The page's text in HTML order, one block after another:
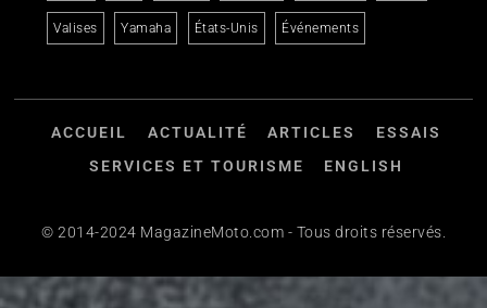
Valises Yamaha États-Unis Événements
ACCUEIL ACTUALITÉ ARTICLES
ESSAIS
SERVICES ET TOURISME
ENGLISH
© 2014-2024 MagazineMoto.com - Tous droits réservés.